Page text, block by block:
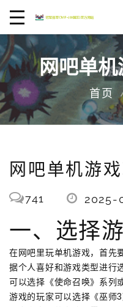
网吧单
首页
网吧单机游
741 2025-
一、选择
在网吧里玩单机游戏，首先
据个人喜好和游戏类型进行
可以选择《使命召唤》系列
游戏的玩家可以选择《巫师